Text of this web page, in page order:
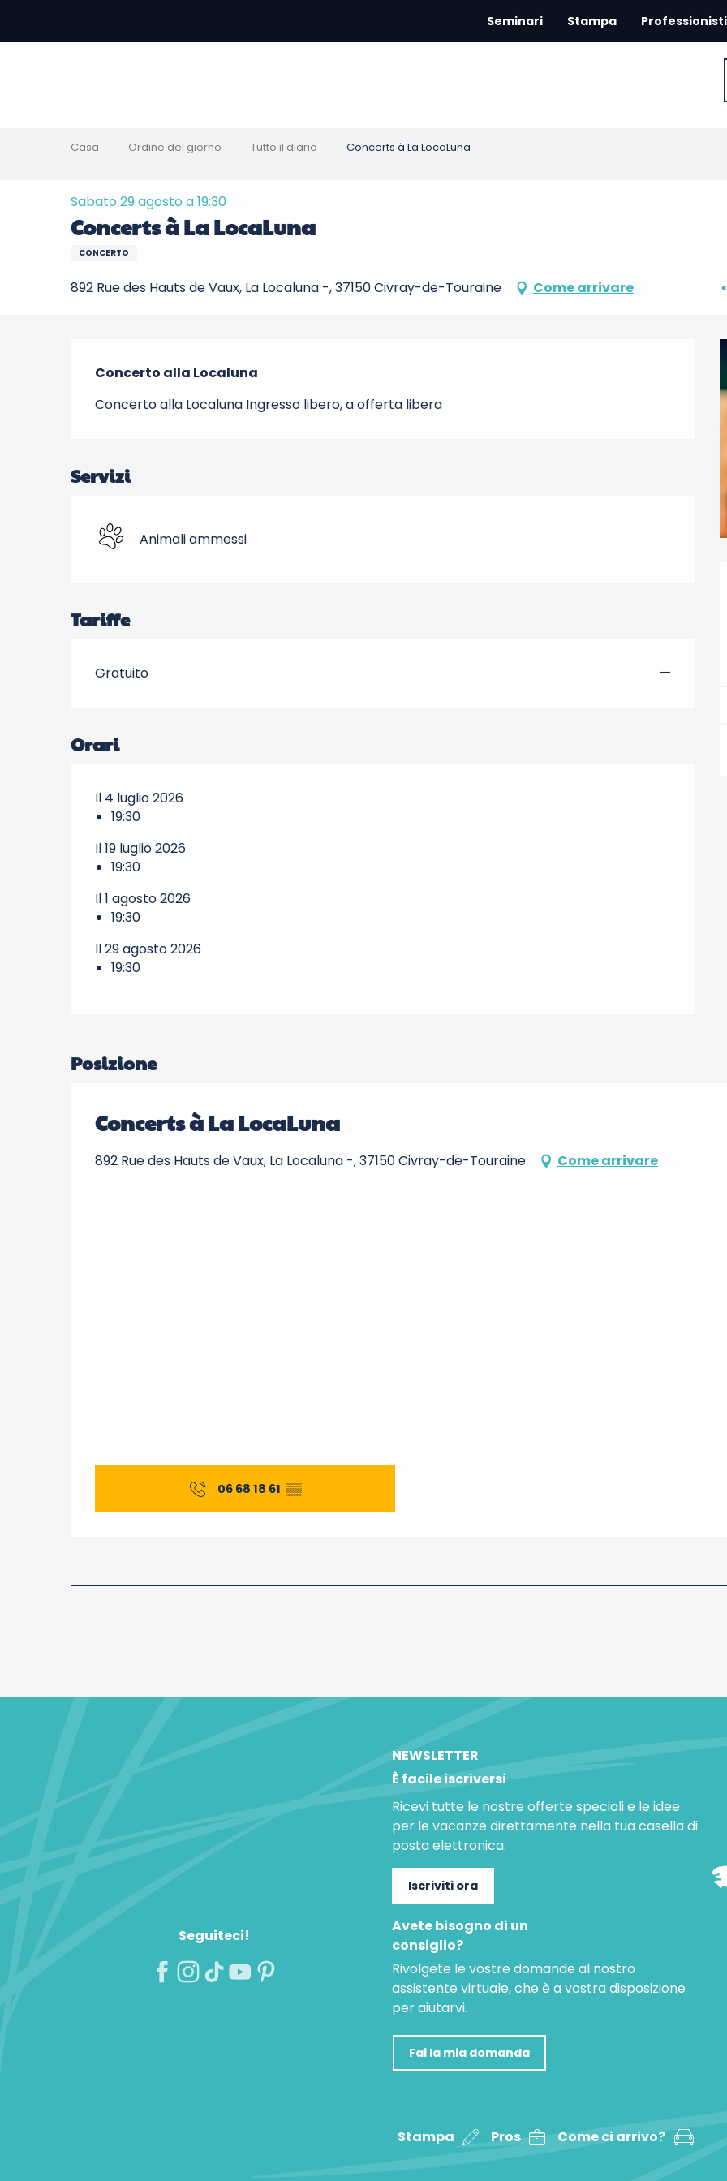
contenu
Seminari Stampa
Casa Ordine del giorno Tutto il diario Concerts à La LocaLuna
Sabato 29 agosto a 19:30
Concerts à La LocaLuna
CONCERTO
892 Rue des Hauts de Vaux, La Localuna -, 37150 Civray-de-Touraine Come arrivare
Descrizione
Concerto alla Localuna
Concerto alla Localuna Ingresso libero, a offerta libera
Servizi
Animali ammessi
Tariffe
Gratuito —
Orari
Il 4 luglio 2026
19:30
Il 19 luglio 2026
19:30
Il 1 agosto 2026
19:30
Il 29 agosto 2026
19:30
Posizione
Concerts à La LocaLuna
892 Rue des Hauts de Vaux, La Localuna -, 37150 Civray-de-Touraine Come arrivare
06 68 18 61 ▒▒
Seguiteci!
NEWSLETTER
È facile iscriversi
Ricevi tutte le nostre offerte speciali e le idee
per le vacanze direttamente nella tua casella di
posta elettronica.
Iscriviti ora
Avete bisogno di un
consiglio?
Rivolgete le vostre domande al nostro
assistente virtuale, che è a vostra disposizione
per aiutarvi.
Fai la mia domanda
Stampa Pros Come ci arrivo?